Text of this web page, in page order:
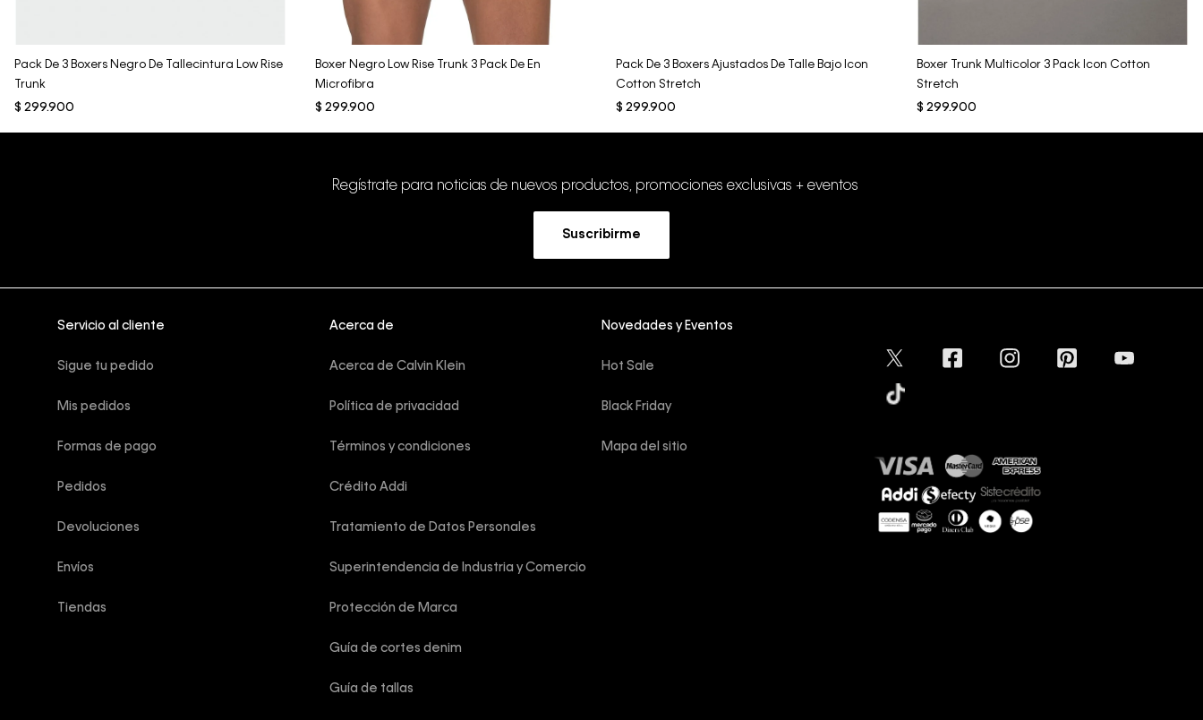
Pack De 3 Boxers Negro De Tallecintura Low Rise
Trunk
$ 299.900
Vista Rápida
Boxer Negro Low Rise Trunk 3 Pack De En
Microfibra
$ 299.900
Pack De 3 Boxers Ajustados De Talle Bajo Icon
Cotton Stretch
$ 299.900
Boxer Trunk Multicolor 3 Pack Icon Cotton
Stretch
$ 299.900
Regístrate para noticias de nuevos productos, promociones exclusivas + eventos
Suscribirme
Servicio al cliente
Sigue tu pedido
Mis pedidos
Formas de pago
Pedidos
Devoluciones
Envíos
Tiendas
Acerca de
Acerca de Calvin Klein
Política de privacidad
Términos y condiciones
Crédito Addi
Tratamiento de Datos Personales
Superintendencia de Industria y Comercio
Protección de Marca
Guía de cortes denim
Guía de tallas
Novedades y Eventos
Hot Sale
Black Friday
Mapa del sitio